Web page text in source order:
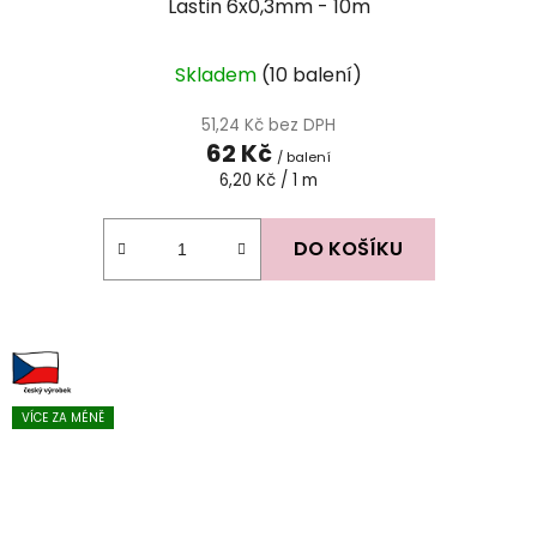
Lastin 6x0,3mm - 10m
hodnocení
produktu
je
5,0
z
hvězdiček.
Skladem (10 balení)
51,24 Kč bez DPH
62 Kč / balení
Měrná
6,20 Kč / 1 m
DO KOŠÍKU
VÍCE ZA MÉNĚ